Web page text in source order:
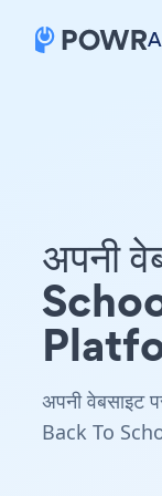
अपनी
अपनी वेबसाइट
Back To